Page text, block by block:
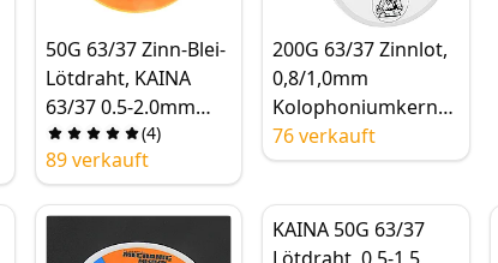
50G 63/37 Zinn-Blei-
Lötdraht, KAINA
63/37 0.5-2.0mm
Lötdraht für
Elektronik
(4)
89 verkauft
200G 63/37 Zinnlot,
0,8/1,0mm
Kolophoniumkern
Lötdraht, Hohe
Zuverlässigkeit,
Elektronikprodukte
76 verkauft
KAINA 50G 63/37
Lötdraht, 0,5-1,5